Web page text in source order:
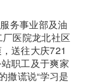
务事业部及油
医院龙北社区
送往大庆721
职工及于爽家
撒谎说“学习是